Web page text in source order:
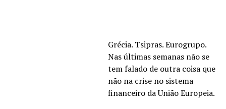
Grécia. Tsipras. Eurogrupo.
Nas últimas semanas não se
tem falado de outra coisa que
não na crise no sistema
financeiro da União Europeia.